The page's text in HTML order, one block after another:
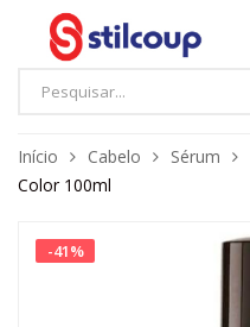
Início Cabelo Sérum
Color 100ml
-41%